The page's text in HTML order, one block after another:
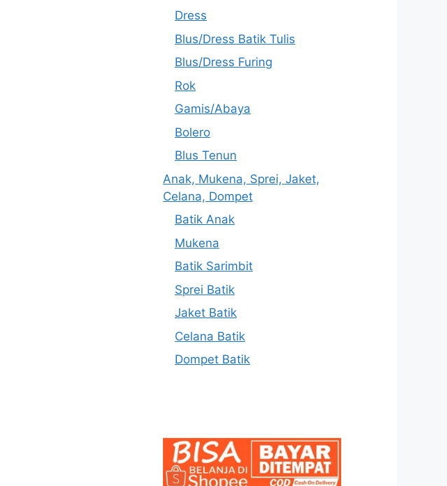
Dress
Blus/Dress Batik Tulis
Blus/Dress Furing
Rok
Gamis/Abaya
Bolero
Blus Tenun
Anak, Mukena, Sprei, Jaket,
Celana, Dompet
Batik Anak
Mukena
Batik Sarimbit
Sprei Batik
Jaket Batik
Celana Batik
Dompet Batik